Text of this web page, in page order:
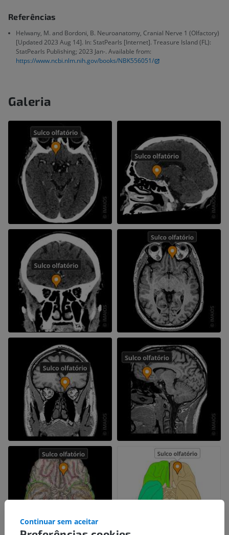
Referências
Helwany, M. and Bordoni, B. Neuroanatomy, Cranial Nerve 1 (Olfactory)
[Updated 2023 Aug 14]. In: StatPearls [Internet]. Treasure Island (FL):
StatPearls Publishing; 2023 Jan-. Available from:
https://www.ncbi.nlm.nih.gov/books/NBK556051/
Galeria
Continuar sem aceitar